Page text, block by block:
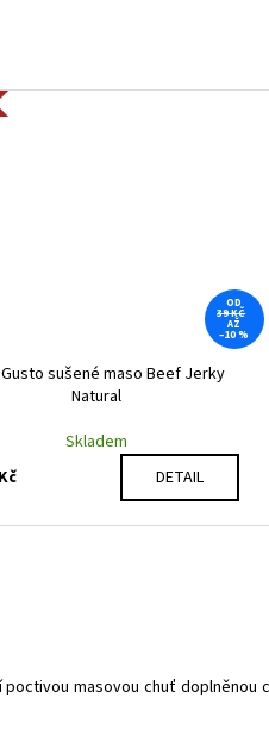
masovou chuť doplněnou
OD
39 KČ
AŽ
–10 %
sušené maso Beef Jerky
Natural
Skladem
DETAIL